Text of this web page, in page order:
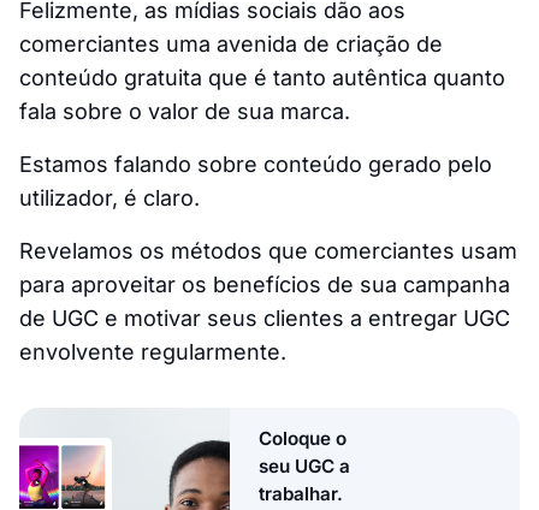
Felizmente, as mídias sociais dão aos
comerciantes uma avenida de criação de
conteúdo gratuita que é tanto autêntica quanto
fala sobre o valor de sua marca.
Estamos falando sobre conteúdo gerado pelo
utilizador, é claro.
Revelamos os métodos que comerciantes usam
para aproveitar os benefícios de sua campanha
de UGC e motivar seus clientes a entregar UGC
envolvente regularmente.
Coloque o
seu UGC a
trabalhar.